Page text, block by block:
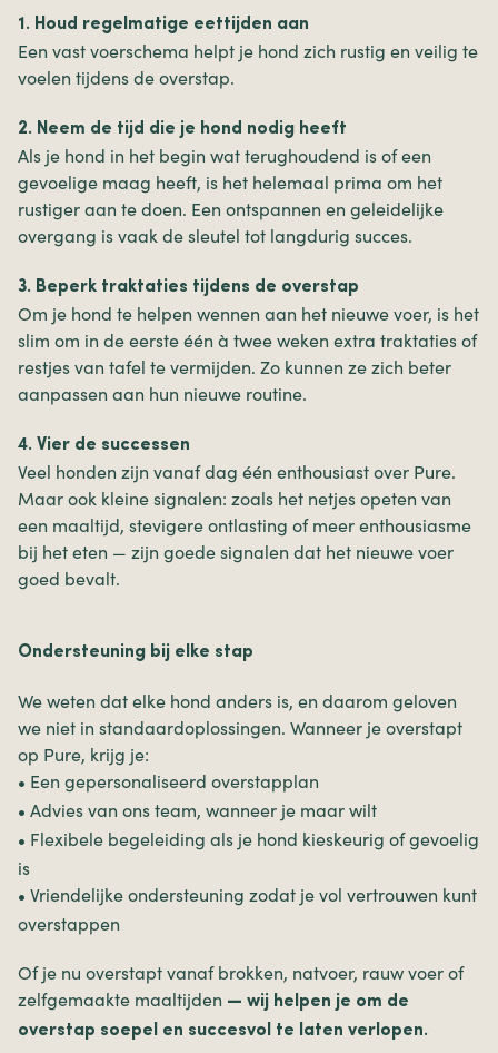
1. Houd regelmatige eettijden aan
Een vast voerschema helpt je hond zich rustig en veilig te
voelen tijdens de overstap.
2. Neem de tijd die je hond nodig heeft
Als je hond in het begin wat terughoudend is of een
gevoelige maag heeft, is het helemaal prima om het
rustiger aan te doen. Een ontspannen en geleidelijke
overgang is vaak de sleutel tot langdurig succes.
3. Beperk traktaties tijdens de overstap
Om je hond te helpen wennen aan het nieuwe voer, is het
slim om in de eerste één à twee weken extra traktaties of
restjes van tafel te vermijden. Zo kunnen ze zich beter
aanpassen aan hun nieuwe routine.
4. Vier de successen
Veel honden zijn vanaf dag één enthousiast over Pure.
Maar ook kleine signalen: zoals het netjes opeten van
een maaltijd, stevigere ontlasting of meer enthousiasme
bij het eten — zijn goede signalen dat het nieuwe voer
goed bevalt.
Ondersteuning bij elke stap
We weten dat elke hond anders is, en daarom geloven
we niet in standaardoplossingen. Wanneer je overstapt
op Pure, krijg je:
• Een gepersonaliseerd overstapplan
• Advies van ons team, wanneer je maar wilt
• Flexibele begeleiding als je hond kieskeurig of gevoelig
is
• Vriendelijke ondersteuning zodat je vol vertrouwen kunt
overstappen
Of je nu overstapt vanaf brokken, natvoer, rauw voer of
zelfgemaakte maaltijden — wij helpen je om de
overstap soepel en succesvol te laten verlopen.